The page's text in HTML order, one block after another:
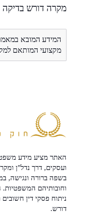
מקרה דורש בדיקה
המידע המובא במאמר
מקצועי המותאם
האתר מציע מידע
ועסקים, דרך נדל"ן
בשפה ברורה ונגישה,
וחובותיהם המשפטיות.
ניתוח פסקי דין
דורש.